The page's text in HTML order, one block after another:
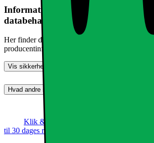
Information om produktsikkerhed og
databehandling
Her finder du information om generel
producentinformation
Vis sikkerhedsoplysninger
Hvad andre synes (0)
Klik & Hent
til 30 dages returret